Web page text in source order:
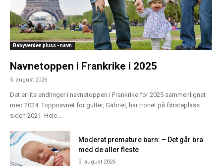
Babyverden pluss - navn
Navnetoppen i Frankrike i 2025
5. august 2026
Det er lite endringer i navnetoppen i Frankrike for 2025 sammenlignet
med 2024. Toppnavnet for gutter, Gabriel, har tronet på førsteplass
siden 2021. Hele...
Moderat premature barn: – Det går bra
med de aller fleste
3. august 2026